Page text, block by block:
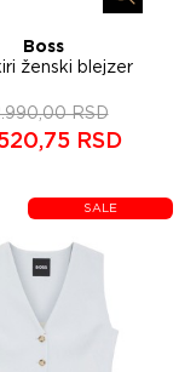
Boss
ženski blejzer
RSD
RSD
SALE